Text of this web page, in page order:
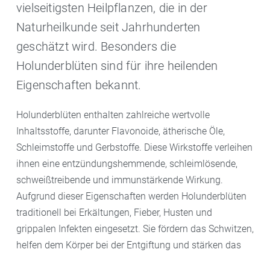
vielseitigsten Heilpflanzen, die in der
Naturheilkunde seit Jahrhunderten
geschätzt wird. Besonders die
Holunderblüten sind für ihre heilenden
Eigenschaften bekannt.
Holunderblüten enthalten zahlreiche wertvolle
Inhaltsstoffe, darunter Flavonoide, ätherische Öle,
Schleimstoffe und Gerbstoffe. Diese Wirkstoffe verleihen
ihnen eine entzündungshemmende, schleimlösende,
schweißtreibende und immunstärkende Wirkung.
Aufgrund dieser Eigenschaften werden Holunderblüten
traditionell bei Erkältungen, Fieber, Husten und
grippalen Infekten eingesetzt. Sie fördern das Schwitzen,
helfen dem Körper bei der Entgiftung und stärken das